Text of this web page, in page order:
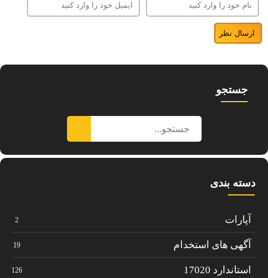
جستجو
دسته بندی
آپارات 2
آگهی های استخدام 19
استاندارد 17020 126